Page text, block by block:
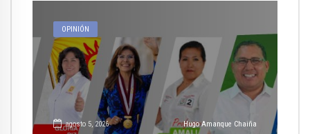
OPINIÓN
agosto 5, 2026 Hugo Amanque Chaiña